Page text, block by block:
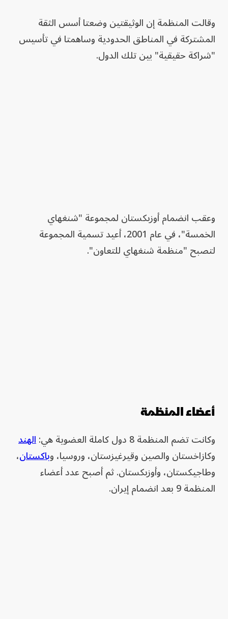
وقالت المنظمة إن الوثيقتين وضعتا أسس الثقة
المشتركة في المناطق الحدودية وساهمتا في تأسيس
"شراكة حقيقية" بين تلك الدول.
وعقب انضمام أوزبكستان لمجموعة "شنغهاي
الخمسة"، في عام 2001، أعيد تسمية المجموعة
لتصبح "منظمة شنغهاي للتعاون".
أعضاء المنظمة
وكانت تضم المنظمة 8 دول كاملة العضوية هي:
الهند
وكازاخستان والصين وقيرغيزستان، وروسيا، وباكستان،
وطاجيكستان، وأوزبكستان. ثم أصبح عدد أعضاء
المنظمة 9 بعد انضمام إيران.